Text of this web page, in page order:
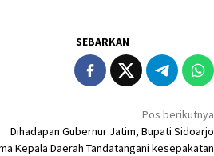
SEBARKAN
Pos berikutnya
Dihadapan Gubernur Jatim, Bupati Sidoarjo
Kepala Daerah Tandatangani kesepakatan